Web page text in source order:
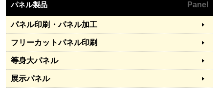
パネル製品 Panel
パネル印刷・パネル加工
フリーカットパネル印刷
等身大パネル
展示パネル